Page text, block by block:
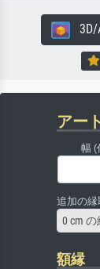
3D/
アー
幅 (
追加の縁
0 cm の
額縁